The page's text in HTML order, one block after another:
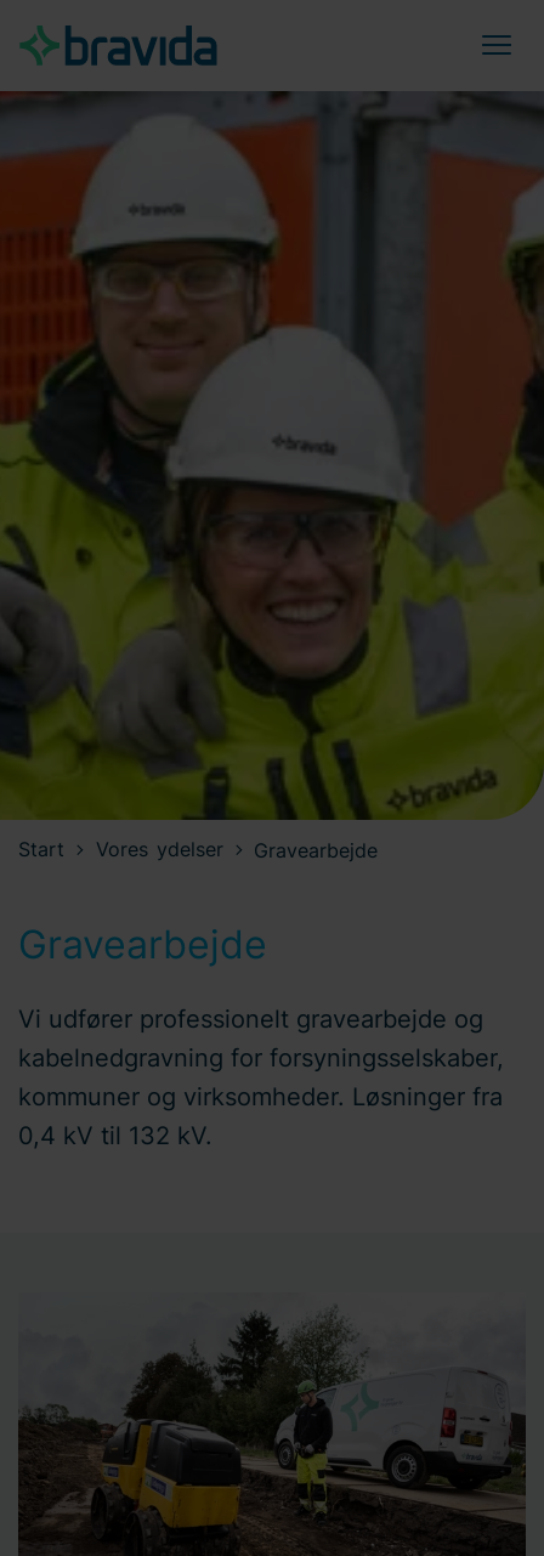
Start Vores ydelser Gravearbejde
Gravearbejde
Vi udfører professionelt gravearbejde og
kabelnedgravning for forsyningsselskaber,
kommuner og virksomheder. Løsninger fra
0,4 kV til 132 kV.